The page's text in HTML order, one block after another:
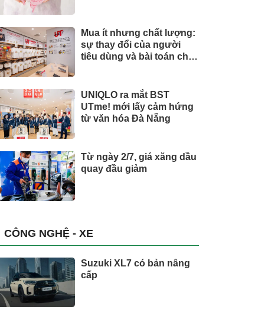
Mua ít nhưng chất lượng:
sự thay đổi của người
tiêu dùng và bài toán cho
UNIQLO ra mắt BST
UTme! mới lấy cảm hứng
từ văn hóa Đà Nẵng
Từ ngày 2/7, giá xăng dầu
quay đầu giảm
CÔNG NGHỆ - XE
Suzuki XL7 có bản nâng
cấp